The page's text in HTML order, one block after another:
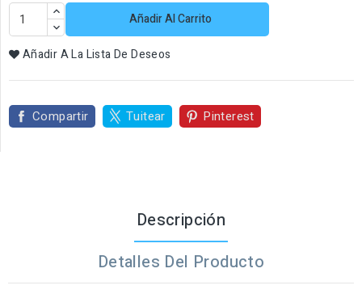
Añadir Al Carrito
Añadir A La Lista De Deseos
Compartir Tuitear Pinterest
Descripción
Detalles Del Producto